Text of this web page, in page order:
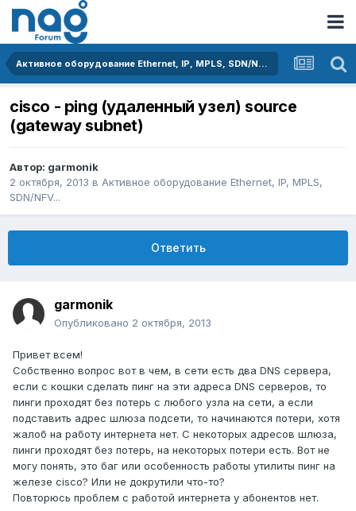
Активное оборудование Ethernet, IP, MPLS, SDN/NFV...
cisco - ping (удаленный узел) source
(gateway subnet)
Автор: garmonik
2 октября, 2013 в Активное оборудование Ethernet, IP, MPLS,
SDN/NFV...
Ответить
garmonik
Опубликовано 2 октября, 2013
Привет всем!
Собственно вопрос вот в чем, в сети есть два DNS сервера,
если с кошки сделать пинг на эти адреса DNS серверов, то
пинги проходят без потерь с любого узла на сети, а если
подставить адрес шлюза подсети, то начинаются потери, хотя
жалоб на работу интернета нет. С некоторых адресов шлюза,
пинги проходят без потерь, на некоторых потери есть. Вот не
могу понять, это баг или особенность работы утилиты пинг на
железе cisco? Или не докрутили что-то?
Повторюсь проблем с работой интернета у абонентов нет.